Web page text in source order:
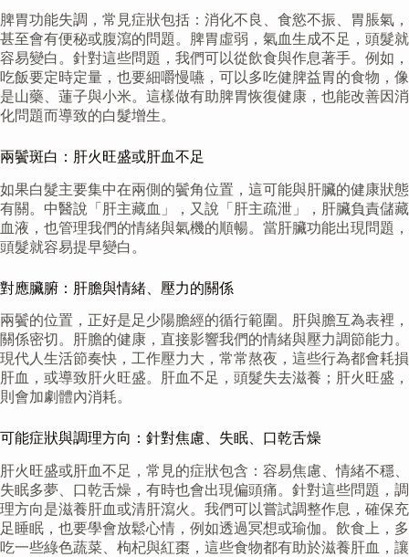
脾胃功能失調，常見症狀包括：消化不良、食慾不振、胃脹氣，
甚至會有便秘或腹瀉的問題。脾胃虛弱，氣血生成不足，頭髮就
容易變白。針對這些問題，我們可以從飲食與作息著手。例如，
吃飯要定時定量，也要細嚼慢嚥，可以多吃健脾益胃的食物，像
是山藥、蓮子與小米。這樣做有助脾胃恢復健康，也能改善因消
化問題而導致的白髮增生。
兩鬢斑白：肝火旺盛或肝血不足
如果白髮主要集中在兩側的鬢角位置，這可能與肝臟的健康狀態
有關。中醫說「肝主藏血」，又說「肝主疏泄」，肝臟負責儲藏
血液，也管理我們的情緒與氣機的順暢。當肝臟功能出現問題，
頭髮就容易提早變白。
對應臟腑：肝膽與情緒、壓力的關係
兩鬢的位置，正好是足少陽膽經的循行範圍。肝與膽互為表裡，
關係密切。肝膽的健康，直接影響我們的情緒與壓力調節能力。
現代人生活節奏快，工作壓力大，常常熬夜，這些行為都會耗損
肝血，或導致肝火旺盛。肝血不足，頭髮失去滋養；肝火旺盛，
則會加劇體內消耗。
可能症狀與調理方向：針對焦慮、失眠、口乾舌燥
肝火旺盛或肝血不足，常見的症狀包含：容易焦慮、情緒不穩、
失眠多夢、口乾舌燥，有時也會出現偏頭痛。針對這些問題，調
理方向是滋養肝血或清肝瀉火。我們可以嘗試調整作息，確保充
足睡眠，也要學會放鬆心情，例如透過冥想或瑜伽。飲食上，多
吃一些綠色蔬菜、枸杞與紅棗，這些食物都有助於滋養肝血，讓